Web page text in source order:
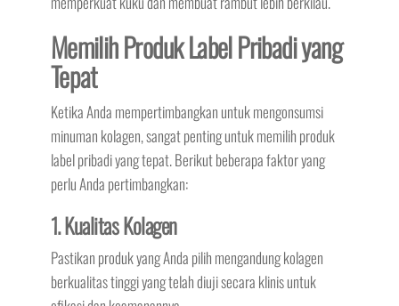
Memilih Produk Label Pribadi yang
Tepat
Ketika Anda mempertimbangkan untuk mengonsumsi
minuman kolagen, sangat penting untuk memilih produk
label pribadi yang tepat. Berikut beberapa faktor yang
perlu Anda pertimbangkan:
1. Kualitas Kolagen
Pastikan produk yang Anda pilih mengandung kolagen
berkualitas tinggi yang telah diuji secara klinis untuk